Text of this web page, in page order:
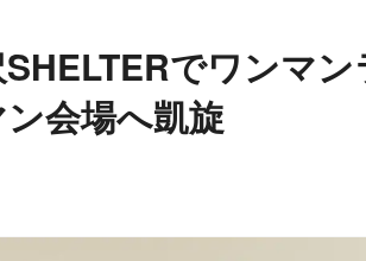
でワンマ
会場へ凱旋